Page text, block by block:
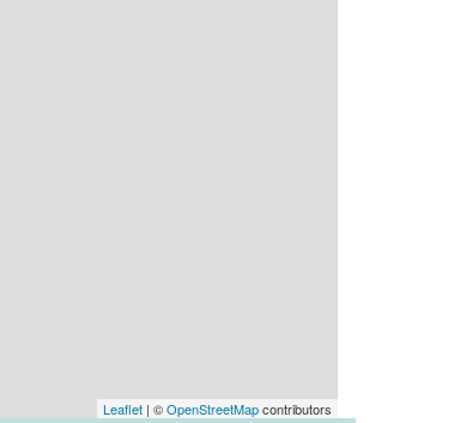
Leaflet | ©OpenStreetMapcontributors